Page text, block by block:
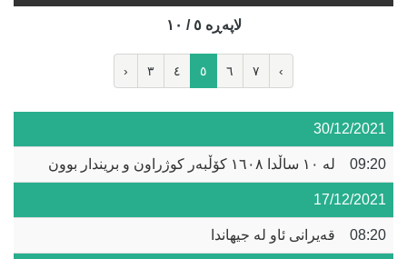
لاپه‌ڕه‌ ٥ / ١٠
‹ ٣ ٤ ٥ ٦ ٧ ›
30/12/2021
09:20 لە ١٠ ساڵدا ١٦٠٨ کۆڵبەر کوژراون و بریندار بوون
17/12/2021
08:20 قەیرانی ئاو لە جیهاندا